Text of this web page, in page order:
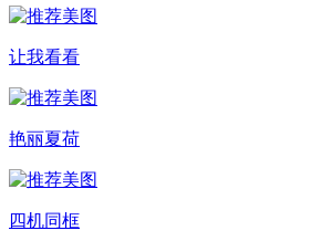
让我看看
艳丽夏荷
四机同框